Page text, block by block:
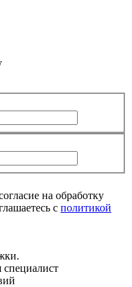
на обработку
с политикой
специалист